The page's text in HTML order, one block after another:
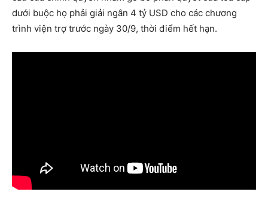
dưới buộc họ phải giải ngân 4 tỷ USD cho các chương
trình viện trợ trước ngày 30/9, thời điểm hết hạn.